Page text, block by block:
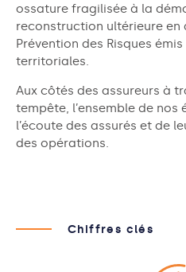
ossature fragilisée à la
reconstruction ultérieure en
Prévention des Risques
territoriales.
Aux côtés des assureurs à
tempête, l’ensemble de nos
l’écoute des assurés et de
des opérations.
Chiffres clés